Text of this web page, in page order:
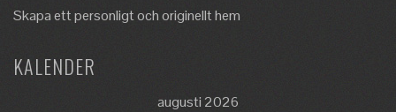
Skapa ett personligt och originellt hem
KALENDER
augusti 2026